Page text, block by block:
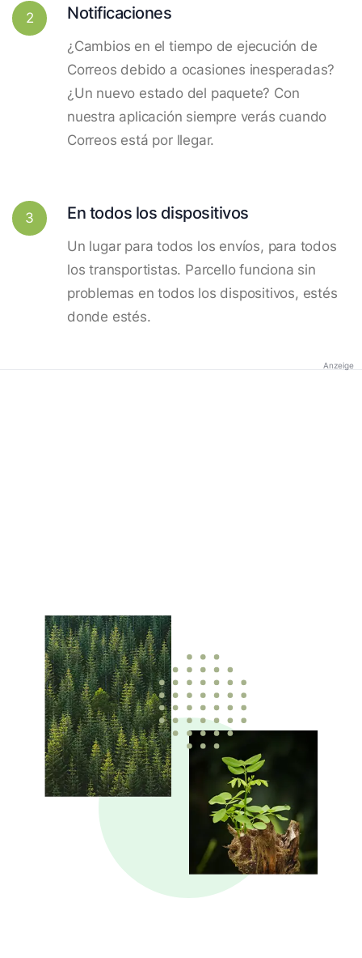
2 Notificaciones
¿Cambios en el tiempo de ejecución de
Correos debido a ocasiones inesperadas?
¿Un nuevo estado del paquete? Con
nuestra aplicación siempre verás cuando
Correos está por llegar.
3 En todos los dispositivos
Un lugar para todos los envíos, para todos
los transportistas. Parcello funciona sin
problemas en todos los dispositivos, estés
donde estés.
Anzeige